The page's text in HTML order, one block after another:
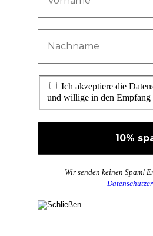
Ich akzeptiere die
und willige in den Empfang
Wir senden keinen Spam!